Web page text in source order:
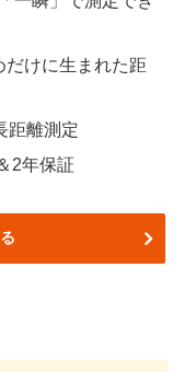
けに生まれた距
距離測定
2年保証